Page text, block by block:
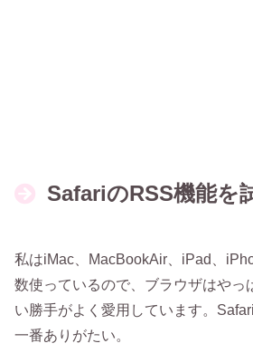
SafariのRSS機能を
私はiMac、MacBookAir、iPad、
数使っているので、ブラウザはやっ
い勝手がよく愛用しています。
一番ありがたい。